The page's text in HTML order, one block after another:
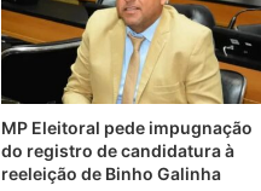
MP Eleitoral pede impugnação
do registro de candidatura à
reeleição de Binho Galinha